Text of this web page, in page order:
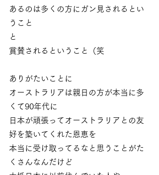
あるのは多くの方にガン見されるとい
うこと
と
賞賛されるということ（笑
ありがたいことに
オーストラリアは親日の方が本当に多
くて90年代に
日本が頑張ってオーストラリアとの友
好を築いてくれた恩恵を
本当に受け取ってるなと思うことがた
くさんなんだけど